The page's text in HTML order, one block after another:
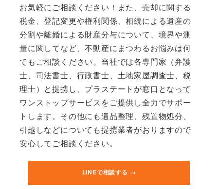
お気軽にご相談ください！また、売却に関する
税金、登記変更や権利関係、相続による遺産の
分割や離婚による財産分与について、境界や測
量に関してなど、不動産にまつわるお悩みは何
でもご相談ください。当社では各専門家（弁護
士、司法書士、行政書士、土地家屋調査士、税
理士）と提携し、プラステートが窓口となって
ワンストップサービスをご提供し全力でサポー
トします。その他にも遺品整理、残置物処分、
引越しなどについても提携業者がおりますので
安心してご相談ください。
LINEで相談する →